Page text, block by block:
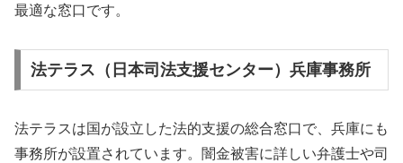
最適な窓口です。
法テラス（日本司法支援センター）兵庫事務所
法テラスは国が設立した法的支援の総合窓口で、兵庫にも
事務所が設置されています。闇金被害に詳しい弁護士や司